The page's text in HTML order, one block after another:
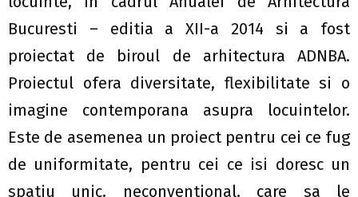
Bucuresti – editia a XII-a 2014 si a fost
proiectat de biroul de arhitectura ADNBA.
Proiectul ofera diversitate, flexibilitate si o
imagine contemporana asupra locuintelor.
Este de asemenea un proiect pentru cei ce fug
de uniformitate, pentru cei ce isi doresc un
spatiu unic, neconventional, care sa le